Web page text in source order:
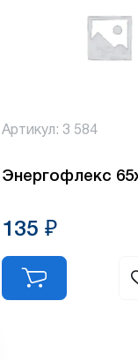
Артикул: 3 584
Энергофлекс
135 ₽